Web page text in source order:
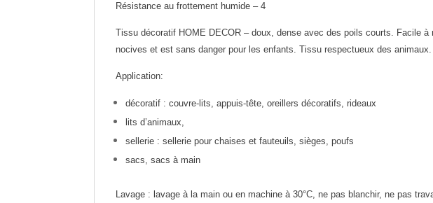
Résistance au frottement humide – 4
Tissu décoratif HOME DECOR – doux, dense avec des poils courts. Facile
nocives et est sans danger pour les enfants. Tissu respectueux des animaux.
Application:
décoratif : couvre-lits, appuis-tête, oreillers décoratifs, rideaux
lits d’animaux,
sellerie : sellerie pour chaises et fauteuils, sièges, poufs
sacs, sacs à main
Lavage : lavage à la main ou en machine à 30°C, ne pas blanchir, ne pas